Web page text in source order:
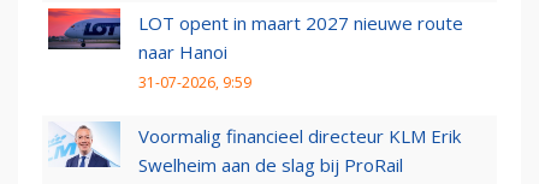
LOT opent in maart 2027 nieuwe route
naar Hanoi
31-07-2026, 9:59
Voormalig financieel directeur KLM Erik
Swelheim aan de slag bij ProRail